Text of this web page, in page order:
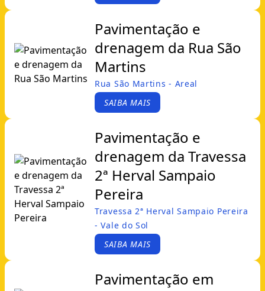
Pavimentação e
drenagem da Rua São
Martins
Rua São Martins - Areal
SAIBA MAIS
Pavimentação e
drenagem da Travessa
2ª Herval Sampaio
Pereira
Travessa 2ª Herval Sampaio Pereira
- Vale do Sol
SAIBA MAIS
Pavimentação em